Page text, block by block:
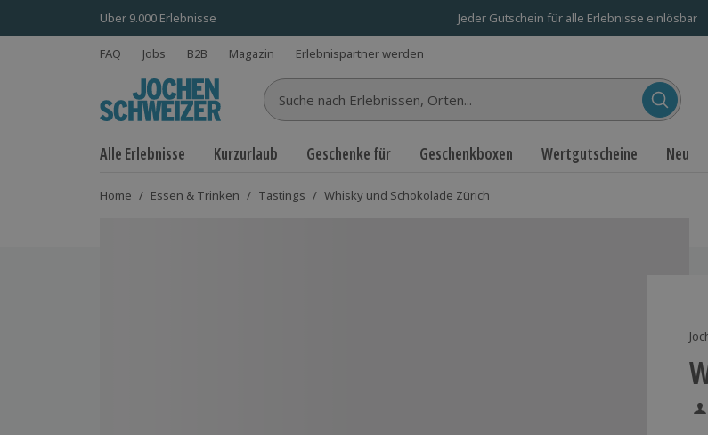
Über 9.000 Erlebnisse Jeder Gutschein für alle Erlebnisse einlösbar
FAQ Jobs B2B Magazin Erlebnispartner werden
Suche nach Erlebnissen...
Alle Erlebnisse Kurzurlaub Geschenke für Geschenkboxen Wertgutscheine Neu
Home / Essen & Trinken / Tastings / Whisky und Schokolade Zürich